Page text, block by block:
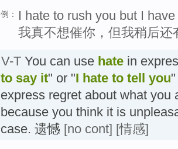
例：
I hate to rush you but I
我真不想催你，但我稍后还
V-T You can use hate in
to say it" or "I hate to tell you
express regret about what you
because you think it is
case. 遗憾 [no cont] [情感]